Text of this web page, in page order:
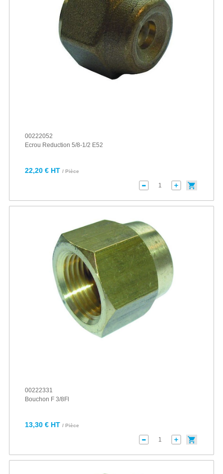
00222052
Ecrou Reduction 5/8-1/2 E52
22,20 € HT / Pièce
00222331
Bouchon F 3/8Fl
13,30 € HT / Pièce